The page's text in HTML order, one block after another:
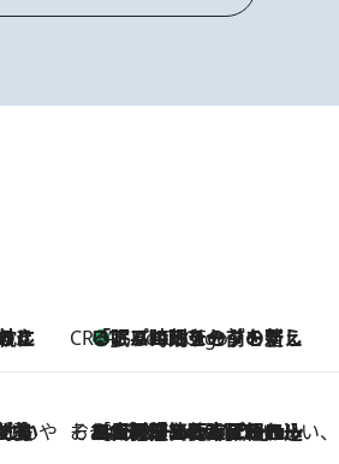
CREA'S CHOICE
5 Hours Ago
「眠る時刻をセットする」——眠りの前を整える、バルミューダの新しいアプローチ
そおだよおこの関西おいしい、おやつ紀行
2026.8.9
［大阪府箕面市］一皿一皿目の前で仕上げられる、料理を巧みに組み込んだアシェットデセールコース「ミチル アシェット デセール（Michiru assiette dessert）」